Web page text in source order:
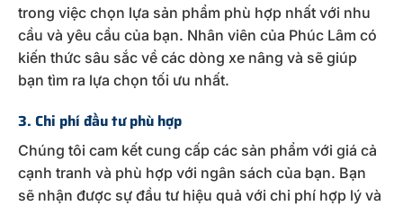
trong việc chọn lựa sản phẩm phù hợp nhất với nhu
cầu và yêu cầu của bạn. Nhân viên của Phúc Lâm có
kiến thức sâu sắc về các dòng xe nâng và sẽ giúp
bạn tìm ra lựa chọn tối ưu nhất.
3. Chi phí đầu tư phù hợp
Chúng tôi cam kết cung cấp các sản phẩm với giá cả
cạnh tranh và phù hợp với ngân sách của bạn. Bạn
sẽ nhận được sự đầu tư hiệu quả với chi phí hợp lý và